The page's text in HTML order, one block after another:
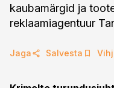
kaubamärgid ja
reklaamiagentuur
Jaga Salvesta